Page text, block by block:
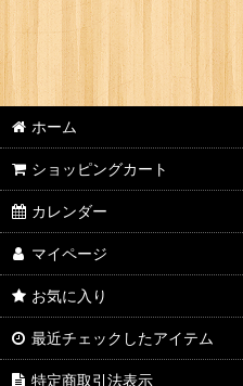
ホーム
ショッピングカート
カレンダー
マイページ
お気に入り
最近チェックしたアイテム
特定商取引法表示